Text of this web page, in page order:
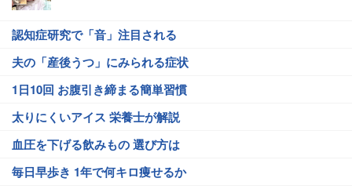
認知症研究で「音」注目される
夫の「産後うつ」にみられる症状
1日10回 お腹引き締まる簡単習慣
太りにくいアイス 栄養士が解説
血圧を下げる飲みもの 選び方は
毎日早歩き 1年で何キロ痩せるか